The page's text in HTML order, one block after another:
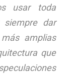
usar toda
dar
amplias
que